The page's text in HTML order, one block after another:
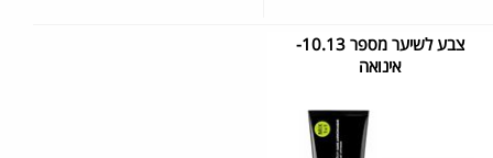
צבע לשיער מספר 10.13-
אינואה